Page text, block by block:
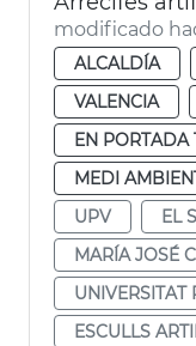
modificado
ALCALDÍA
VALENCIA
EN PORTADA
MEDI
UPV
EL
MARÍA JOSÉ
UNIVERSITAT
ESCULLS